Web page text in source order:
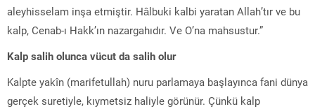
aleyhisselam inşa etmiştir. Hâlbuki kalbi yaratan Allah’tır ve bu
kalp, Cenab-ı Hakk’ın nazargahıdır. Ve O’na mahsustur.”
Kalp salih olunca vücut da salih olur
Kalpte yakîn (marifetullah) nuru parlamaya başlayınca fani dünya
gerçek suretiyle, kıymetsiz haliyle görünür. Çünkü kalp